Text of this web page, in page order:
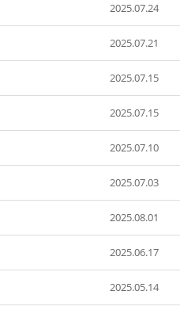
2025.07.24
2025.07.21
2025.07.15
2025.07.15
2025.07.10
2025.07.03
2025.08.01
2025.06.17
2025.05.14